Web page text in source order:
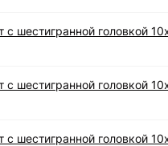
с шестигранной головкой
с шестигранной головкой
с шестигранной головкой